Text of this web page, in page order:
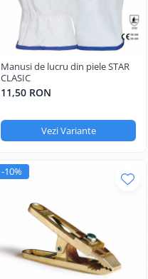
Manusi de lucru din piele STAR
CLASIC
11,50 RON
Vezi Variante
-10%